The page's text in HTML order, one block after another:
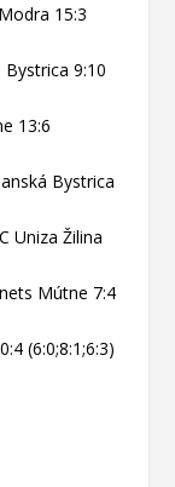
15:3
Bystrica 9:10
13:6
Bystrica
Uniza Žilina
Mútne 7:4
(6:0;8:1;6:3)